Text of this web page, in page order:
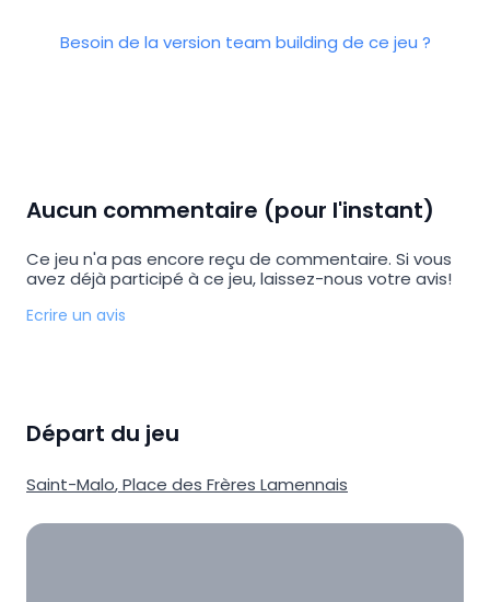
Besoin de la version team building de ce jeu ?
Aucun commentaire (pour l'instant)
Ce jeu n'a pas encore reçu de commentaire. Si vous
avez déjà participé à ce jeu, laissez-nous votre avis!
Ecrire un avis
Départ du jeu
Saint-Malo,Place des Frères Lamennais